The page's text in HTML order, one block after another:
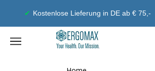
Geld-Zurück-Garantie
Ergomax
Navigationsmenü öffnen